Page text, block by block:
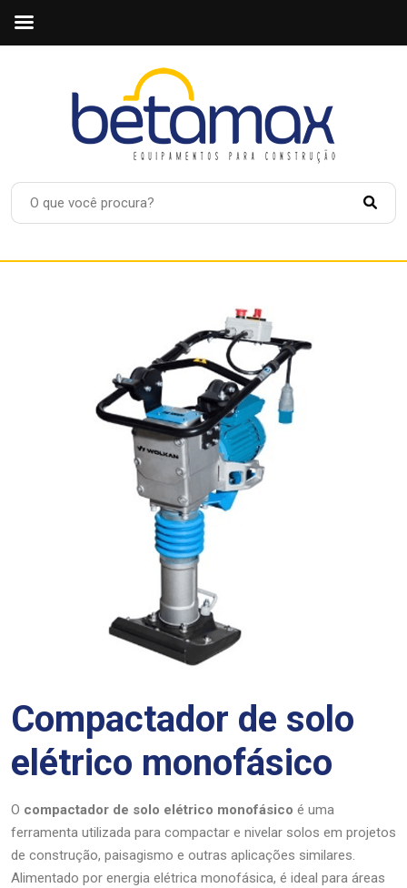
Compactador de solo
elétrico monofásico
O compactador de solo elétrico monofásico é uma
ferramenta utilizada para compactar e nivelar solos em projetos
de construção, paisagismo e outras aplicações similares.
Alimentado por energia elétrica monofásica, é ideal para áreas